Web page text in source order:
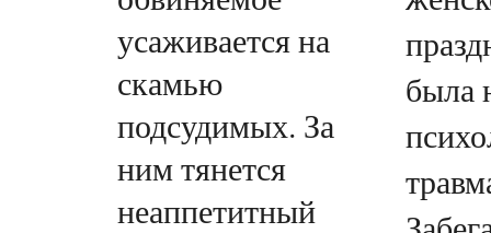
усаживается на
скамью
подсудимых. За
ним тянется
неаппетитный
была